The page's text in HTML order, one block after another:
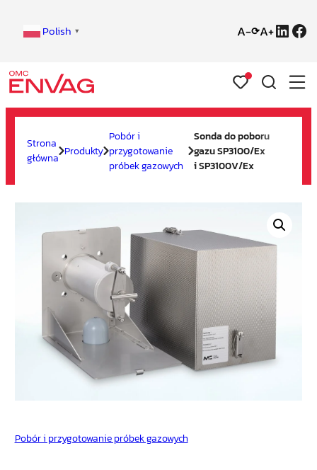
Przejdź
treści
Polish ▼ ⟳
Strona
główna Produkty
Pobór i
przygotowanie
próbek gazowych
Sonda do poboru
gazu SP3100/Ex
i SP3100V/Ex
Pobór i przygotowanie próbek gazowych